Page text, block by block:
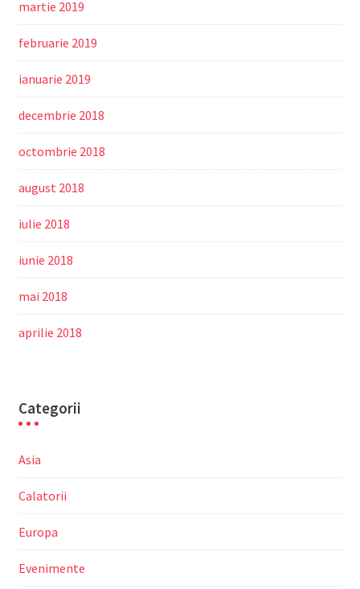
martie 2019
februarie 2019
ianuarie 2019
decembrie 2018
octombrie 2018
august 2018
iulie 2018
iunie 2018
mai 2018
aprilie 2018
Categorii
Asia
Calatorii
Europa
Evenimente